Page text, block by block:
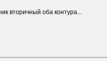
вторичный оба контура...